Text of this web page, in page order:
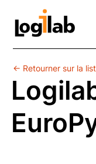
← Retourner sur la